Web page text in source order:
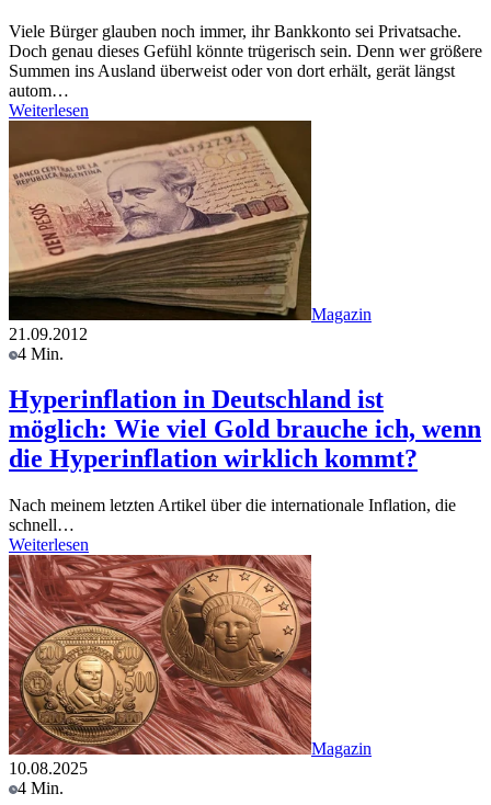
Viele Bürger glauben noch immer, ihr Bankkonto sei Privatsache.
Doch genau dieses Gefühl könnte trügerisch sein. Denn wer größere
Summen ins Ausland überweist oder von dort erhält, gerät längst
autom…
Weiterlesen
Magazin
21.09.2012
4 Min.
Hyperinflation in Deutschland ist
möglich: Wie viel Gold brauche ich, wenn
die Hyperinflation wirklich kommt?
Nach meinem letzten Artikel über die internationale Inflation, die
schnell…
Weiterlesen
Magazin
10.08.2025
4 Min.